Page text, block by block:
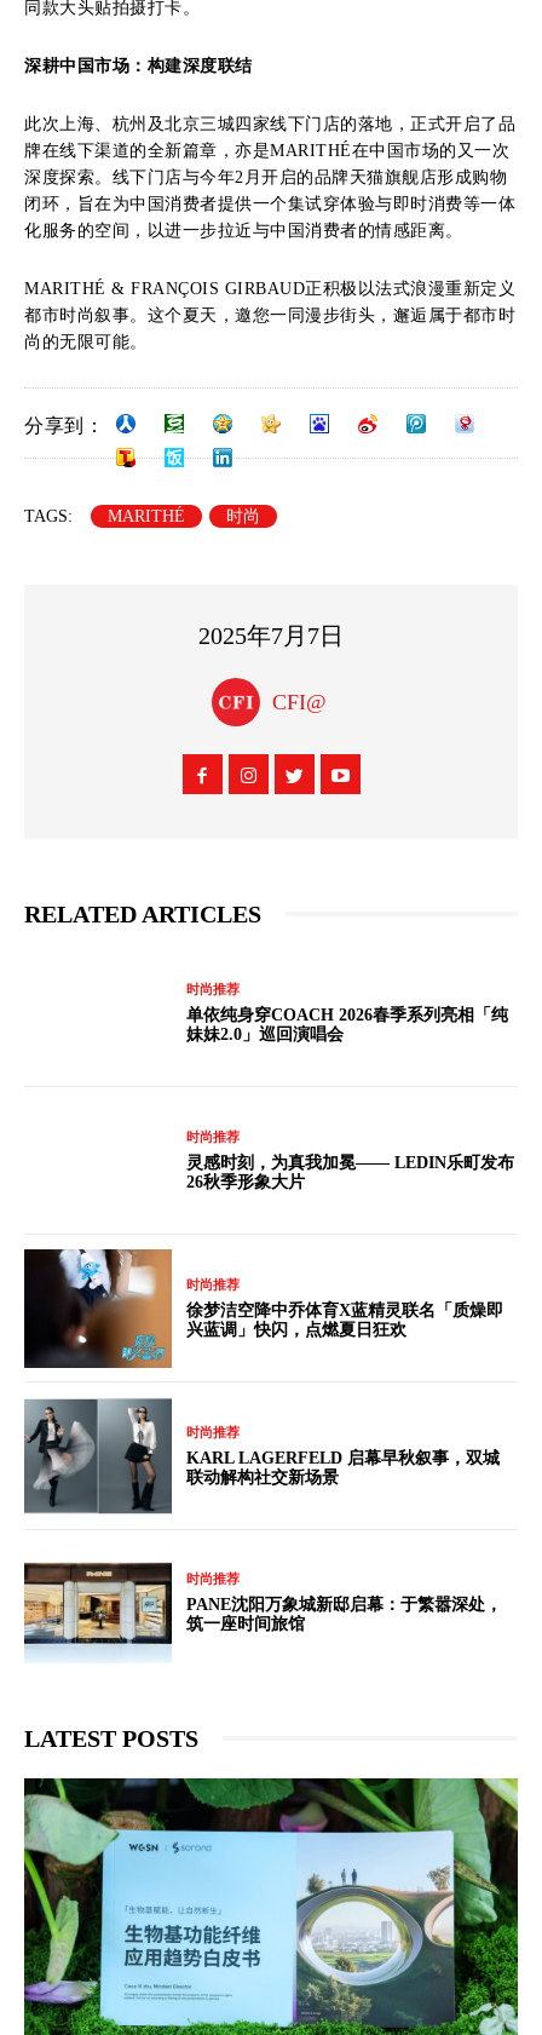
同款大头贴拍摄打卡。
深耕中国市场：构建深度联结
此次上海、杭州及北京三城四家线下门店的落地，正式开启了品
牌在线下渠道的全新篇章，亦是MARITHÉ在中国市场的又一次
深度探索。线下门店与今年2月开启的品牌天猫旗舰店形成购物
闭环，旨在为中国消费者提供一个集试穿体验与即时消费等一体
化服务的空间，以进一步拉近与中国消费者的情感距离。
MARITHÉ & FRANÇOIS GIRBAUD正积极以法式浪漫重新定义
都市时尚叙事。这个夏天，邀您一同漫步街头，邂逅属于都市时
尚的无限可能。
分享到：
TAGS: MARITHÉ 时尚
2025年7月7日
CFI@
RELATED ARTICLES
时尚推荐
单依纯身穿COACH 2026春季系列亮相「纯
妹妹2.0」巡回演唱会
时尚推荐
灵感时刻，为真我加冕—— LEDIN乐町发布
26秋季形象大片
时尚推荐
徐梦洁空降中乔体育X蓝精灵联名「质燥即
兴蓝调」快闪，点燃夏日狂欢
时尚推荐
KARL LAGERFELD 启幕早秋叙事，双城
联动解构社交新场景
时尚推荐
PANE沈阳万象城新邸启幕：于繁嚣深处，
筑一座时间旅馆
LATEST POSTS